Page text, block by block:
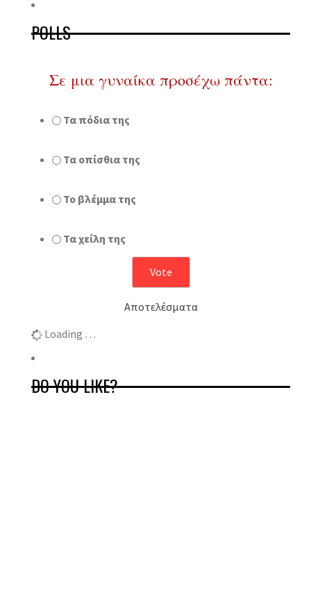
POLLS
Σε μια γυναίκα προσέχω πάντα:
Τα πόδια της
Τα οπίσθια της
Το βλέμμα της
Τα χείλη της
Αποτελέσματα
Loading …
DO YOU LIKE?